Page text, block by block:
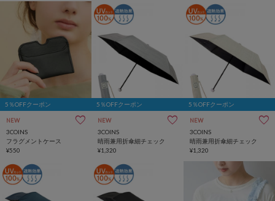
5％OFFクーポン
NEW
3COINS
フラグメントケース
¥550
5％OFFクーポン
NEW
3COINS
晴雨兼用折傘細チェック
¥1,320
5％OFFクーポン
NEW
3COINS
晴雨兼用折傘細チェック
¥1,320